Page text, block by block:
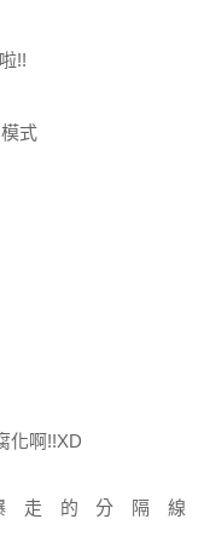
!!
式
化啊!!XD
走的分隔線